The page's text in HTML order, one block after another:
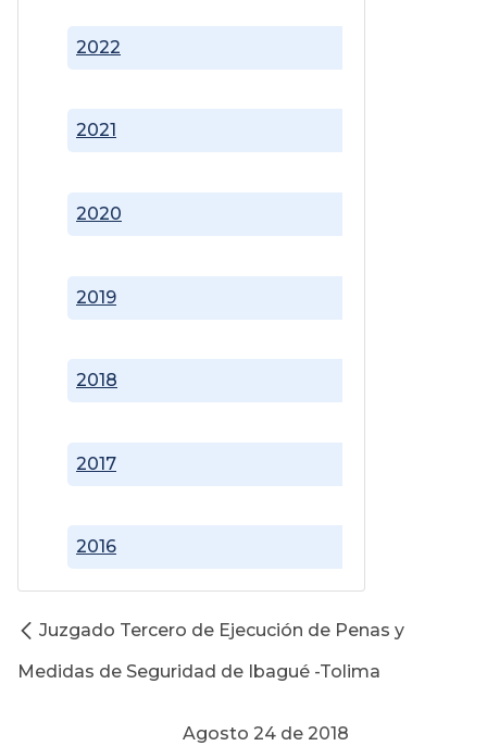
2016
2017
2018
2019
2020
2021
2022
Juzgado Tercero de Ejecución de Penas y
Medidas de Seguridad de Ibagué -Tolima
Agosto 24 de 2018